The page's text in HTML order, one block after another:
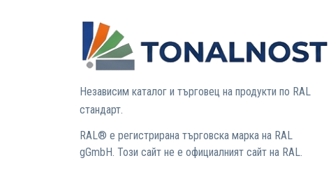
Независим каталог и търговец на продукти по RAL
стандарт.
RAL® е регистрирана търговска марка на RAL
gGmbH. Този сайт не е официалният сайт на RAL.